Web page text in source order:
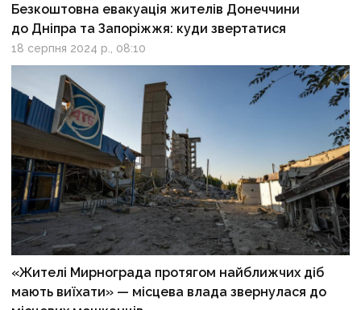
Безкоштовна евакуація жителів Донеччини
до Дніпра та Запоріжжя: куди звертатися
18 серпня 2024 р., 08:10
«Жителі Мирнограда протягом найближчих діб
мають виїхати» — місцева влада звернулася до